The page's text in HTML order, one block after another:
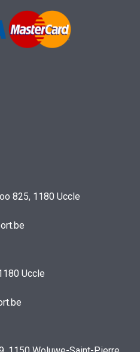
825, 1180 Uccle
Uccle